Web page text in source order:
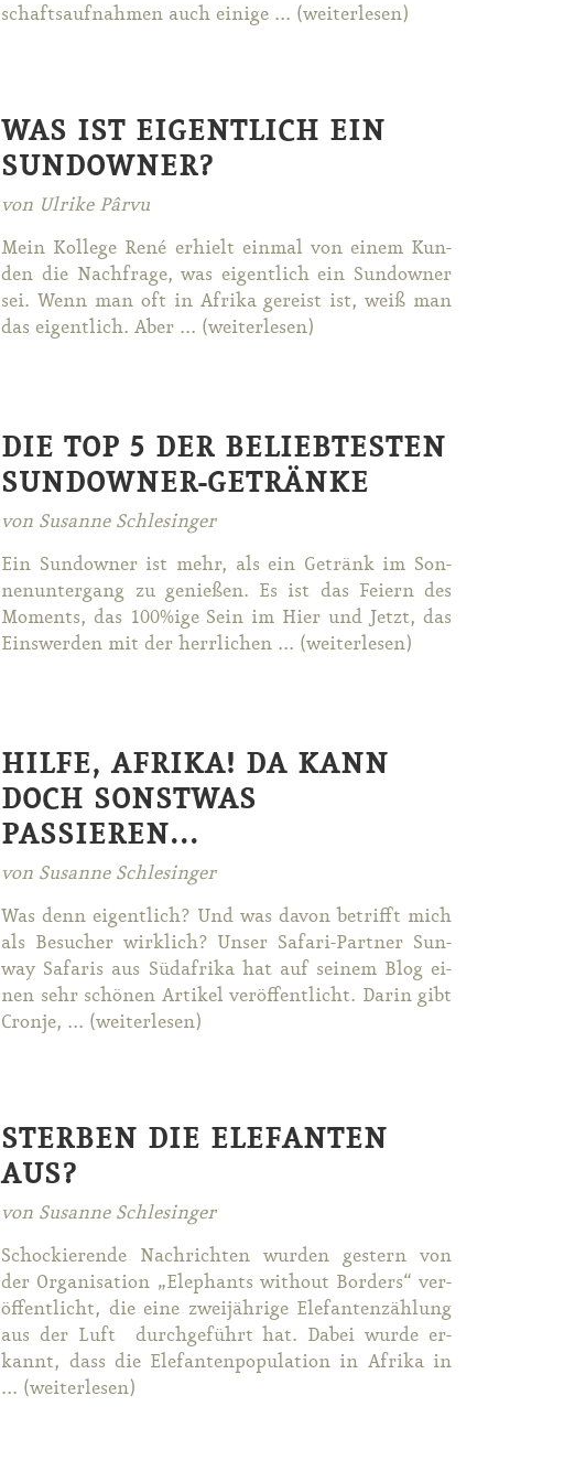
schafts­auf­nah­men auch ei­ni­ge ... (wei­ter­le­sen)
WAS IST EIGENTLICH EIN
SUNDOWNER?
von Ulrike Pârvu
Mein Kol­le­ge Re­né er­hielt ein­mal von ei­nem Kun­
den die Nach­fra­ge, was ei­gent­lich ein Sun­dow­ner
sei. Wenn man oft in Afri­ka ge­reist ist, weiß man
das ei­gent­lich. Aber ... (wei­ter­le­sen)
DIE TOP 5 DER BELIEBTESTEN
SUNDOWNER-GETRÄNKE
von Susanne Schlesinger
Ein Sun­dow­ner ist mehr, als ein Ge­tränk im Son­
nen­un­ter­gang zu ge­nie­ßen. Es ist das Fei­ern des
Mo­ments, das 100%ige Sein im Hier und Jetzt, das
Eins­wer­den mit der herr­li­chen ... (wei­ter­le­sen)
HILFE, AFRIKA! DA KANN
DOCH SONSTWAS
PASSIEREN...
von Susanne Schlesinger
Was denn ei­gent­lich? Und was da­von be­trifft mich
als Be­su­cher wirk­lich? Un­ser Sa­fa­ri-Part­ner Sun­
way Sa­fa­ris aus Süd­afri­ka hat auf sei­nem Blog ei­
nen sehr schö­nen Ar­ti­kel ver­öf­fent­licht. Dar­in gibt
Cron­je, ... (wei­ter­le­sen)
STERBEN DIE ELEFANTEN
AUS?
von Susanne Schlesinger
Scho­ckie­ren­de Nach­rich­ten wur­den ges­tern von
der Or­ga­ni­sa­ti­on „Ele­phants wit­hout Bor­ders“ ver­
öf­fent­licht, die ei­ne zwei­jäh­ri­ge Ele­fan­ten­zäh­lung
aus der Luft durch­ge­führt hat. Da­bei wur­de er­
kannt, dass die Ele­fan­ten­po­pu­la­ti­on in Afri­ka in
... (wei­ter­le­sen)